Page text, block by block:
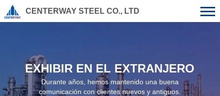
CENTERWAY STEEL CO., LTD
EXHIBIR EN EL EXTRANJERO
Durante años, hemos mantenido una buena
comunicación con clientes nuevos y antiguos.